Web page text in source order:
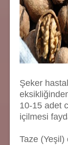
Şeker
10-15 adet
içilmesi
Taze (Yeşil)